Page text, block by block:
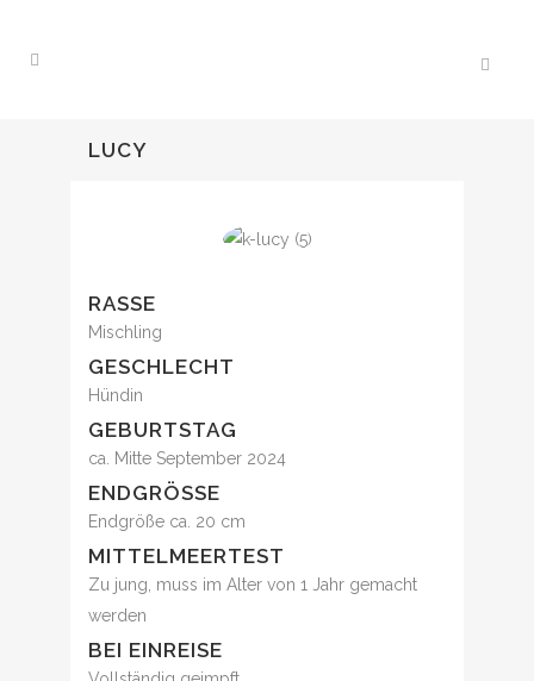
LUCY
RASSE
Mischling
GESCHLECHT
Hündin
GEBURTSTAG
ca. Mitte September 2024
ENDGRÖSSE
Endgröße ca. 20 cm
MITTELMEERTEST
Zu jung, muss im Alter von 1 Jahr gemacht
werden
BEI EINREISE